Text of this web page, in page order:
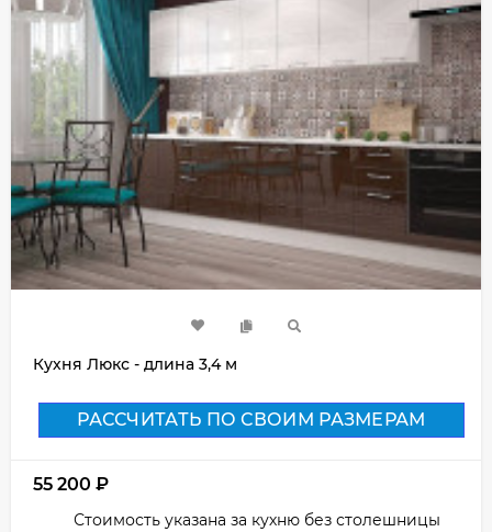
Кухня Люкс - длина 3,4 м
РАССЧИТАТЬ ПО СВОИМ РАЗМЕРАМ
55 200 ₽
Стоимость указана за кухню без столешницы